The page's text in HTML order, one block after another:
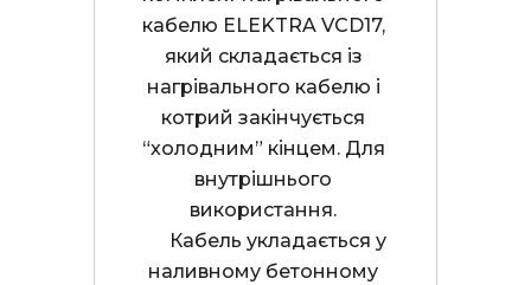
кабелю ELEKTRA VCD17,
який складається із
нагрівального кабелю і
котрий закінчується
“холодним” кінцем. Для
внутрішнього
використання.
наливному бетонному